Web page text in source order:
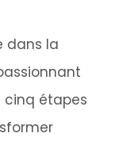
dans la
cinq étapes